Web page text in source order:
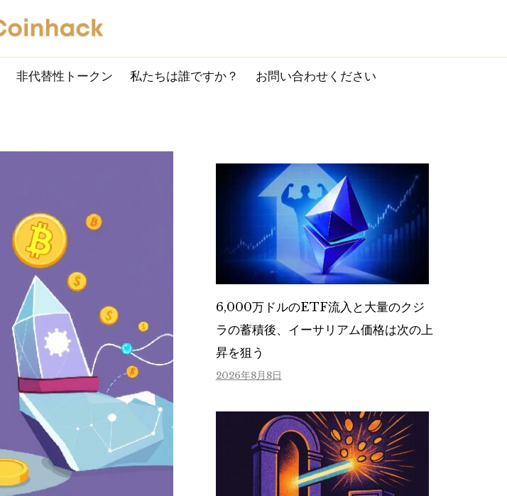
非代替性トークン 私たちは誰ですか？ お問い合わせください
6,000万ドルのETF流入と大量のクジ
ラの蓄積後、イーサリアム価格は次の上
昇を狙う
2026年8月8日